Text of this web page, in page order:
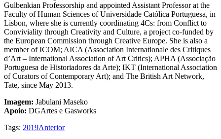
Gulbenkian Professorship and appointed Assistant Professor at the
Faculty of Human Sciences of Universidade Católica Portuguesa, in
Lisbon, where she is currently coordinating 4Cs: from Conflict to
Conviviality through Creativity and Culture, a project co-funded by
the European Commission through Creative Europe. She is also a
member of ICOM; AICA (Association Internationale des Critiques
d’Art – International Association of Art Critics); APHA (Associação
Portuguesa de Historiadores da Arte); IKT (International Association
of Curators of Contemporary Art); and The British Art Network,
Tate, since May 2013.
Imagem: Jabulani Maseko
Apoio: DGArtes e Gasworks
Tags: 2019Anterior